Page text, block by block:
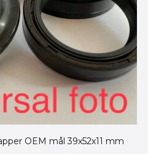
OEM mål 39x52x11 mm